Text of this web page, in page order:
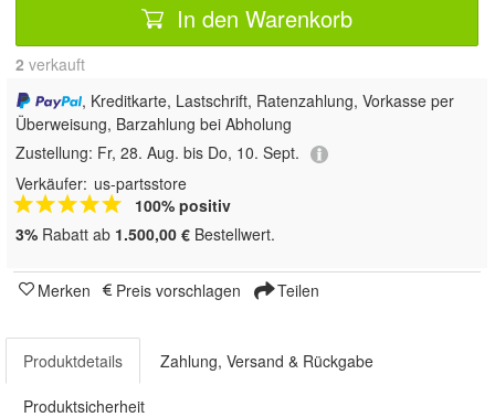
In den Warenkorb
2 verkauft
, Kreditkarte, Lastschrift, Ratenzahlung, Vorkasse per
Überweisung, Barzahlung bei Abholung
Zustellung: Fr, 28. Aug. bis Do, 10. Sept.
Verkäufer: us-partsstore
100% positiv
3% Rabatt ab 1.500,00 € Bestellwert.
Merken Preis vorschlagen Teilen
Produktdetails Zahlung, Versand & Rückgabe
Produktsicherheit